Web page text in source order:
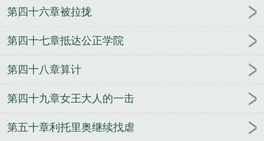
第四十六章被拉拢
第四十七章抵达公正学院
第四十八章算计
第四十九章女王大人的一击
第五十章利托里奥继续找虐